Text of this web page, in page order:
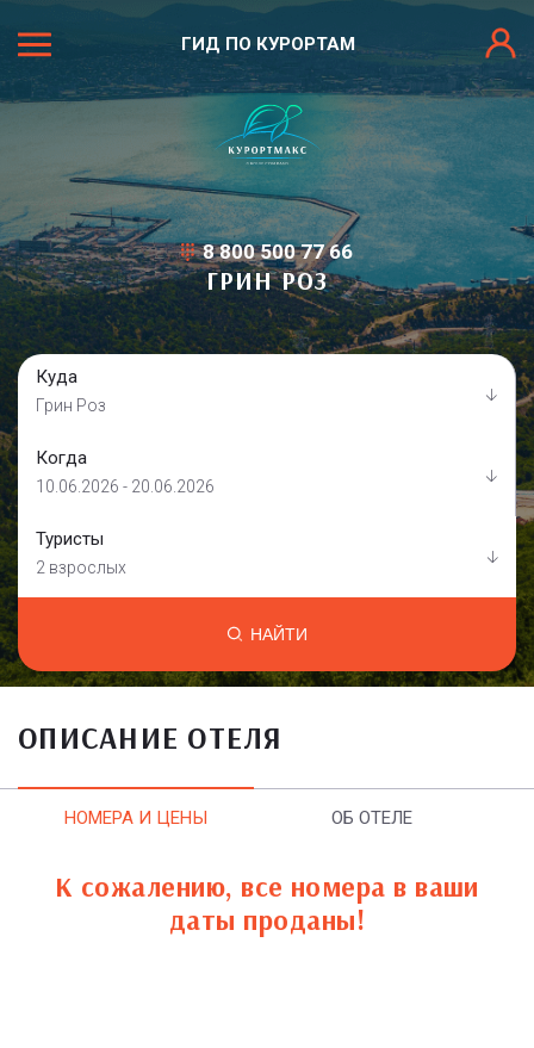
ГИД ПО КУРОРТАМ
8 800 500 77 66
ГРИН РОЗ
Куда
Грин Роз
Когда
10.06.2026 - 20.06.2026
Туристы
2 взрослых
НАЙТИ
ОПИСАНИЕ ОТЕЛЯ
НОМЕРА И ЦЕНЫ ОБ ОТЕЛЕ
К сожалению, все номера в ваши
даты проданы!